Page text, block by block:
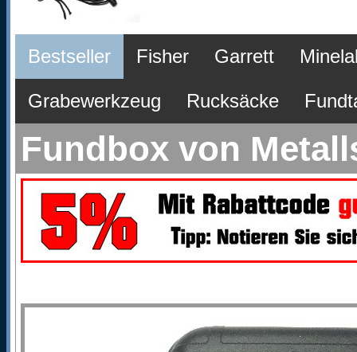
Bestseller Fisher Garrett
Grabewerkzeug Rucksäcke
Fundbox von